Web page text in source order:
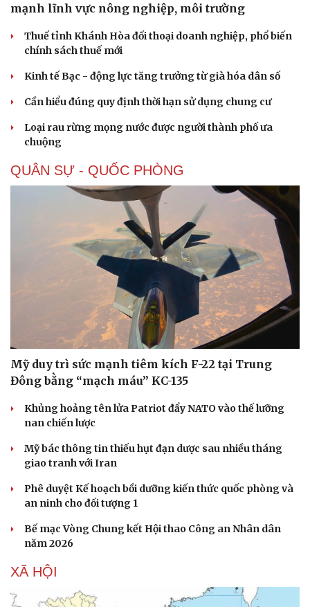
Dinh dưỡng - món ngon
Cây thuốc
Sản phụ khoa
Nam khoa
Phòng mạch online
Nhà đẹp
Blog
mạnh lĩnh vực nông nghiệp, môi trường
Thuế tỉnh Khánh Hòa đối thoại doanh nghiệp, phổ biến
chính sách thuế mới
Kinh tế Bạc - động lực tăng trưởng từ già hóa dân số
Cần hiểu đúng quy định thời hạn sử dụng chung cư
Loại rau rừng mọng nước được người thành phố ưa
chuộng
QUÂN SỰ - QUỐC PHÒNG
Mỹ duy trì sức mạnh tiêm kích F-22 tại Trung
Đông bằng “mạch máu” KC-135
Khủng hoảng tên lửa Patriot đẩy NATO vào thế lưỡng
nan chiến lược
Mỹ bác thông tin thiếu hụt đạn dược sau nhiều tháng
giao tranh với Iran
Phê duyệt Kế hoạch bồi dưỡng kiến thức quốc phòng và
an ninh cho đối tượng 1
Bế mạc Vòng Chung kết Hội thao Công an Nhân dân
năm 2026
XÃ HỘI